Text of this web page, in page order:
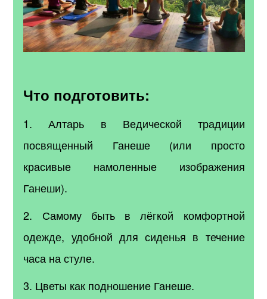
Что подготовить:
1. Алтарь в Ведической традиции
посвященный Ганеше (или просто
красивые намоленные изображения
Ганеши).
2. Самому быть в лёгкой комфортной
одежде, удобной для сиденья в течение
часа на стуле.
3. Цветы как подношение Ганеше.